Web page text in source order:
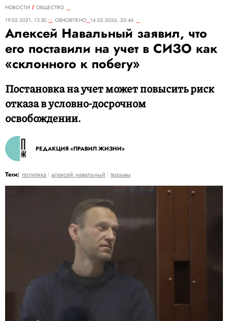
НОВОСТИ
ОБЩЕСТВО
19.02.2021, 13:30
ОБНОВЛЕНО 14.02.2026, 20:46
Алексей Навальный заявил, что
его поставили на учет в СИЗО как
«склонного к побегу»
Постановка на учет может повысить риск
отказа в условно-досрочном
освобождении.
РЕДАКЦИЯ «ПРАВИЛ ЖИЗНИ»
Теги: политика алексей навальный тюрьмы